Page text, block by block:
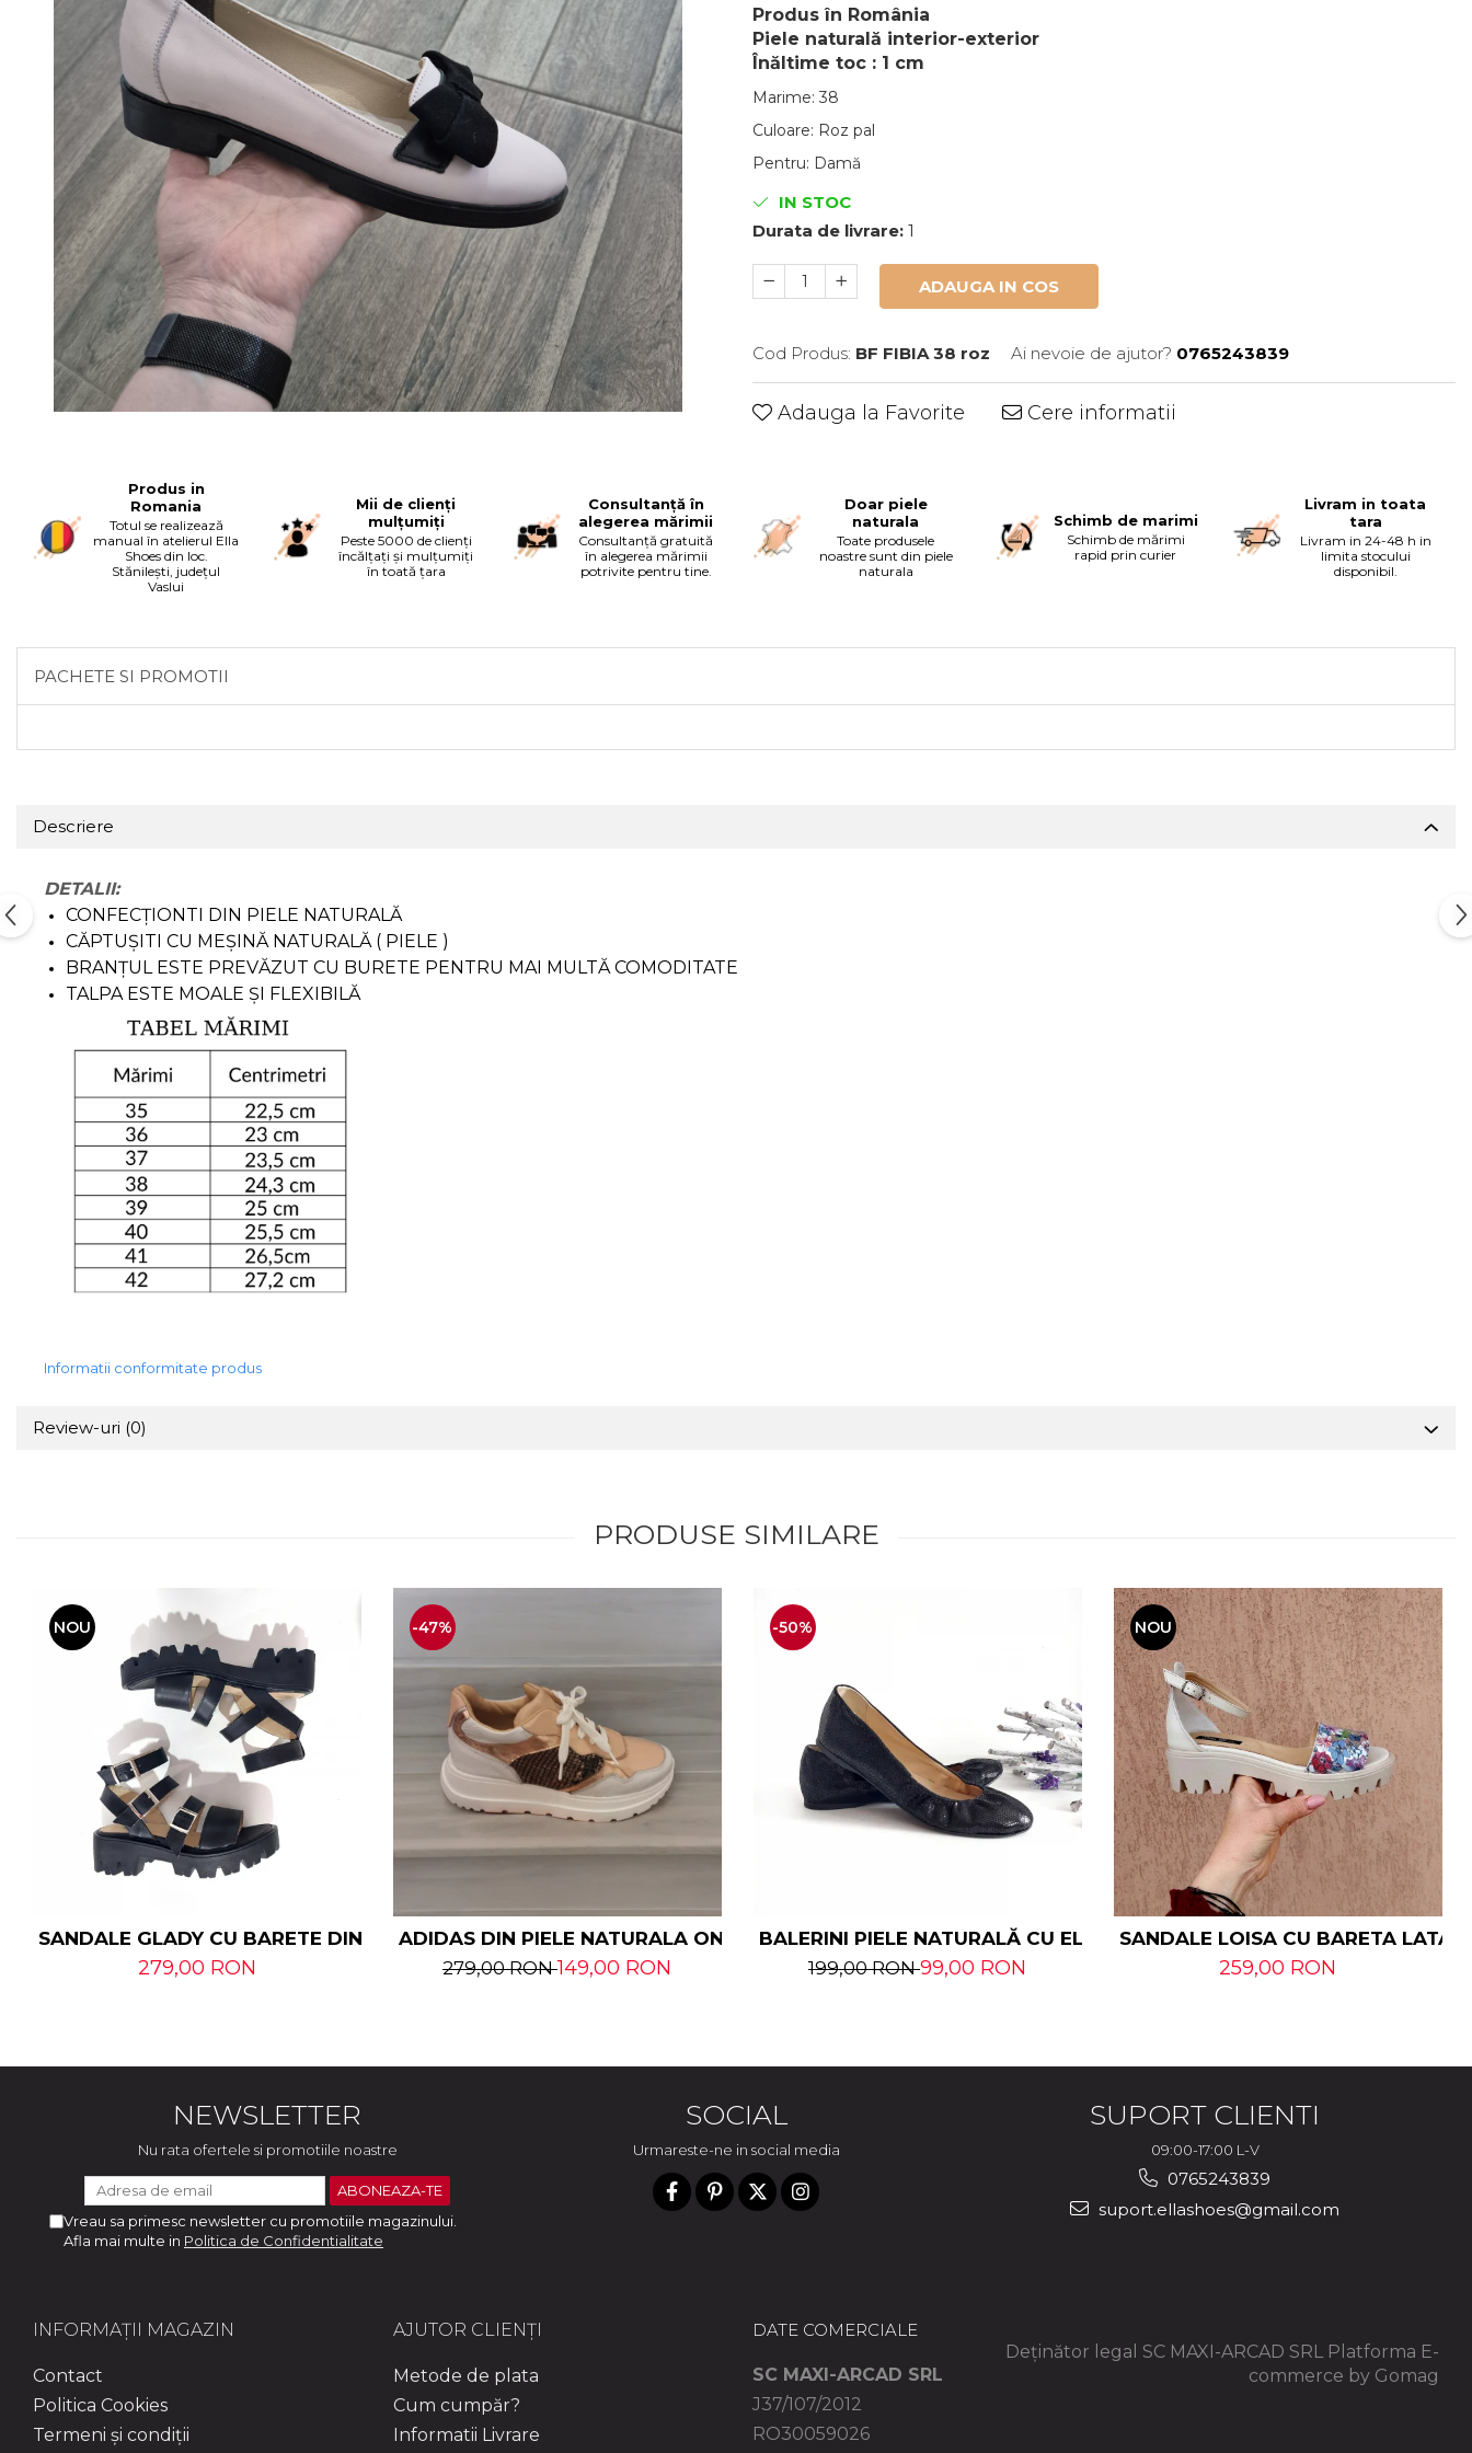
Produs în România
Piele naturală interior-exterior
Înăltime toc : 1 cm
Marime: 38
Culoare: Roz pal
Pentru: Damă
IN STOC
Durata de livrare: 1
ADAUGA IN COS
Cod Produs: BF FIBIA 38 roz Ai nevoie de ajutor? 0765243839
Adauga la Favorite Cere informatii
Produs in
Romania
Totul se realizează
manual în atelierul Ella
Shoes din loc.
Stănilești, județul
Vaslui
Mii de clienți
mulțumiți
Peste 5000 de clienți
încălțați și mulțumiți
în toată țara
Consultanță în
alegerea mărimii
Consultanță gratuită
în alegerea mărimii
potrivite pentru tine.
Doar piele
naturala
Toate produsele
noastre sunt din piele
naturala
Schimb de marimi
Schimb de mărimi
rapid prin curier
Livram in toata
tara
Livram in 24-48 h in
limita stocului
disponibil.
PACHETE SI PROMOTII
Descriere
DETALII:
CONFECȚIONTI DIN PIELE NATURALĂ
CĂPTUȘITI CU MEȘINĂ NATURALĂ ( PIELE )
BRANȚUL ESTE PREVĂZUT CU BURETE PENTRU MAI MULTĂ COMODITATE
TALPA ESTE MOALE ȘI FLEXIBILĂ
Informatii conformitate produs
Review-uri (0)
PRODUSE SIMILARE
NOU
SANDALE GLADY CU BARETE DIN PIELE NATURALA
279,00 RON
-47%
ADIDAS DIN PIELE NATURALA ONIKA
279,00 RON149,00 RON
-50%
BALERINI PIELE NATURALĂ CU ELASTIC
199,00 RON99,00 RON
NOU
SANDALE LOISA CU BARETA LATA
259,00 RON
NEWSLETTER
Nu rata ofertele si promotiile noastre
Vreau sa primesc newsletter cu promotiile magazinului.
Afla mai multe in Politica de Confidentialitate
SOCIAL
Urmareste-ne in social media
SUPORT CLIENTI
09:00-17:00 L-V
0765243839
suport.ellashoes@gmail.com
INFORMAȚII MAGAZIN
Contact
Politica Cookies
Termeni și condiții
AJUTOR CLIENȚI
Metode de plata
Cum cumpăr?
Informatii Livrare
DATE COMERCIALE
SC MAXI-ARCAD SRL
J37/107/2012
RO30059026
Deținător legal SC MAXI-ARCAD SRL Platforma E-
commerce by Gomag